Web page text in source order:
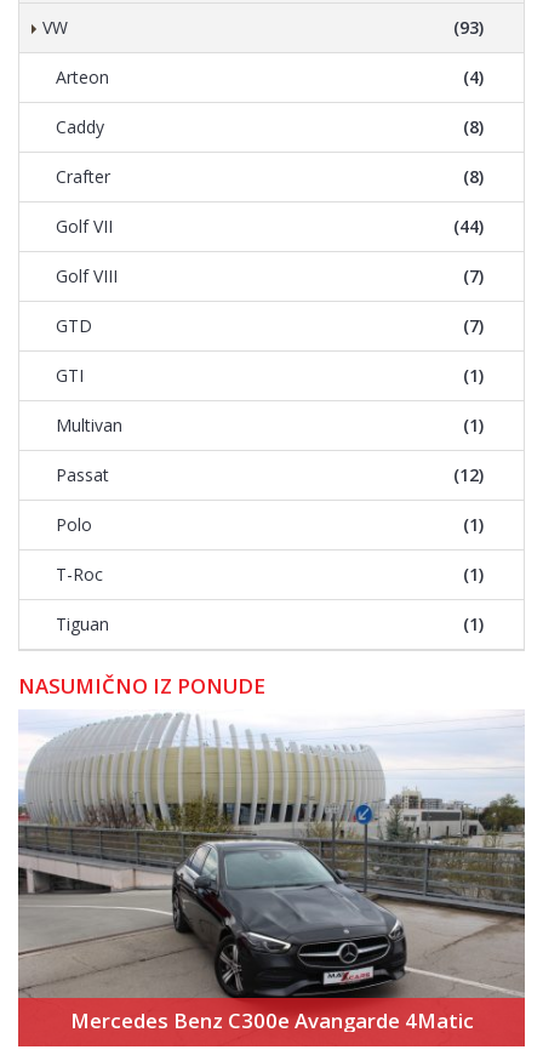
VW (93)
Arteon (4)
Caddy (8)
Crafter (8)
Golf VII (44)
Golf VIII (7)
GTD (7)
GTI (1)
Multivan (1)
Passat (12)
Polo (1)
T-Roc (1)
Tiguan (1)
NASUMIČNO IZ PONUDE
Mercedes Benz C300e Avangarde 4Matic